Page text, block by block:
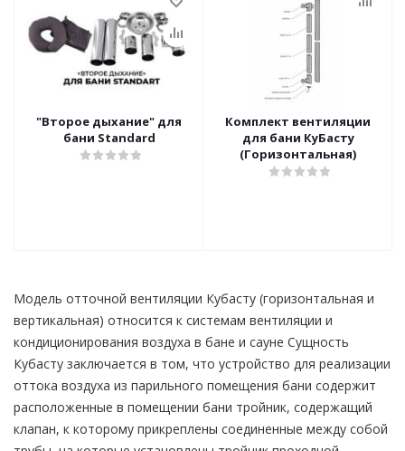
"Второе дыхание" для
бани Standard
Комплект вентиляции
для бани КуБасту
(Горизонтальная)
Модель отточной вентиляции Кубасту (горизонтальная и
вертикальная) относится к системам вентиляции и
кондиционирования воздуха в бане и сауне Сущность
Кубасту заключается в том, что устройство для реализации
оттока воздуха из парильного помещения бани содержит
расположенные в помещении бани тройник, содержащий
клапан, к которому прикреплены соединенные между собой